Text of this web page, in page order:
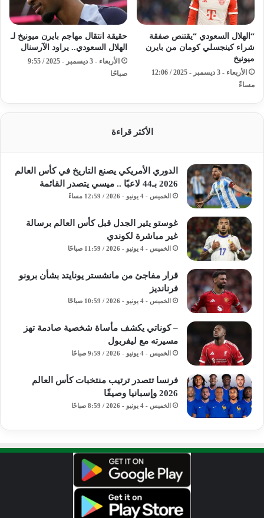
“الهلال السعودي “يقتنص صفقة
شراء كينجسلي كومان من بايرن
ميونيخ
الأربعاء - 3 ديسمبر - 2025 / 12:06
مساءً
حقيقة انتقال مهاجم بايرن ميونيخ لـ
الهلال السعودي.. يراود الآرسنال
الأربعاء - 3 ديسمبر - 2025 / 9:55
صباحًا
الأكثر قراءة
الدوري الأمريكي يصنع التاريخ في كأس العالم
2026 بـ44 لاعبًا .. ميسي يتصدر القائمة
الخميس - 4 يونيو - 2026 / 12:59 مساءً
غوستو يثير الجدل قبل كأس العالم برسالة
غير مباشرة لكوندي
الخميس - 4 يونيو - 2026 / 11:59 صباحًا
قرار مفاجئ من مانشستر يونايتد بشأن برونو
فرنانديز
الخميس - 4 يونيو - 2026 / 10:59 صباحًا
– كوناتي يكشف مأساة شخصية صادمة تهز
مسيرته مع ليفربول
الخميس - 4 يونيو - 2026 / 9:59 صباحًا
فرنسا تتصدر ترتيب منتخبات كأس العالم
2026 وإسبانيا وصيفًا
الخميس - 4 يونيو - 2026 / 8:59 صباحًا